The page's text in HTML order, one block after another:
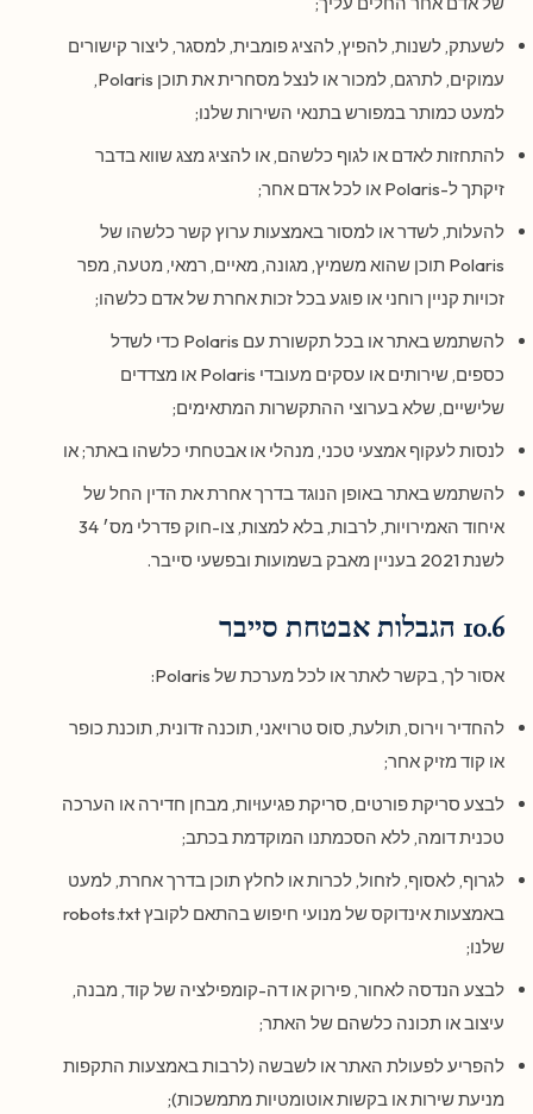
לשעתק, לשנות, להפיץ, להציג פומבית, למסגר, ליצור קישורים
עמוקים, לתרגם, למכור או לנצל מסחרית את תוכן Polaris,
למעט כמותר במפורש בתנאי השירות שלנו;
להתחזות לאדם או לגוף כלשהם, או להציג מצג שווא בדבר
זיקתך ל-Polaris או לכל אדם אחר;
להעלות, לשדר או למסור באמצעות ערוץ קשר כלשהו של
Polaris תוכן שהוא משמיץ, מגונה, מאיים, רמאי, מטעה, מפר
זכויות קניין רוחני או פוגע בכל זכות אחרת של אדם כלשהו;
להשתמש באתר או בכל תקשורת עם Polaris כדי לשדל
כספים, שירותים או עסקים מעובדי Polaris או מצדדים
שלישיים, שלא בערוצי ההתקשרות המתאימים;
לנסות לעקוף אמצעי טכני, מנהלי או אבטחתי כלשהו באתר; או
להשתמש באתר באופן הנוגד בדרך אחרת את הדין החל של
איחוד האמירויות, לרבות, בלא למצות, צו-חוק פדרלי מס׳ 34
לשנת 2021 בעניין מאבק בשמועות ובפשעי סייבר.
10.6 הגבלות אבטחת סייבר
אסור לך, בקשר לאתר או לכל מערכת של Polaris:
להחדיר וירוס, תולעת, סוס טרויאני, תוכנה זדונית, תוכנת כופר
או קוד מזיק אחר;
לבצע סריקת פורטים, סריקת פגיעוּיות, מבחן חדירה או הערכה
טכנית דומה, ללא הסכמתנו המוקדמת בכתב;
לגרוף, לאסוף, לזחול, לכרות או לחלץ תוכן בדרך אחרת, למעט
באמצעות אינדוקס של מנועי חיפוש בהתאם לקובץ robots.txt
שלנו;
לבצע הנדסה לאחור, פירוק או דה-קומפילציה של קוד, מבנה,
עיצוב או תכונה כלשהם של האתר;
להפריע לפעולת האתר או לשבשה (לרבות באמצעות התקפות
מניעת שירות או בקשות אוטומטיות מתמשכות);